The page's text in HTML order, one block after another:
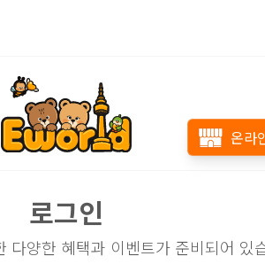
온라
로그인
다양한 혜택과 이벤트가 준비되어 있